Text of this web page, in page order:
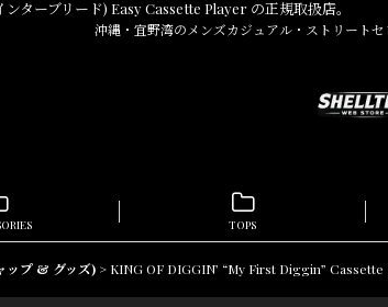
ーブリード) Easy Cassette Player の正規取扱店。
沖縄・宜野湾のメンズカジュアル・ストリート
TOPS
ップ & グッズ) > KING OF DIGGIN’ “My First Diggin”